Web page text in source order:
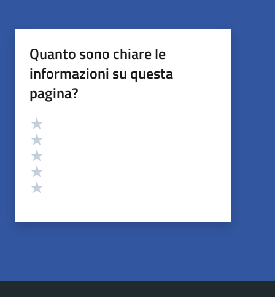
Quanto sono chiare le
informazioni su questa
pagina?
Valutazione